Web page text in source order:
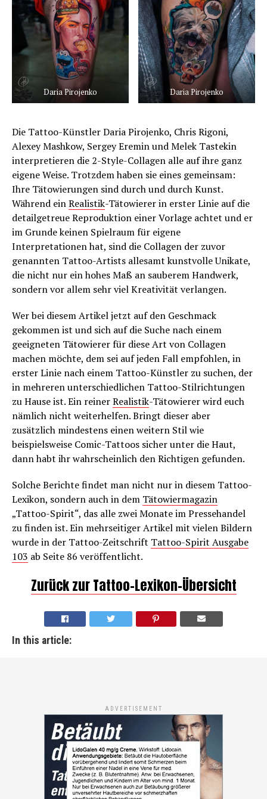
Daria Pirojenko Daria Pirojenko
Die Tattoo-Künstler Daria Pirojenko, Chris Rigoni,
Alexey Mashkow, Sergey Eremin und Melek Tastekin
interpretieren die 2-Style-Collagen alle auf ihre ganz
eigene Weise. Trotzdem haben sie eines gemeinsam:
Ihre Tätowierungen sind durch und durch Kunst.
Während einRealistik-Tätowierer in erster Linie auf die
detailgetreue Reproduktion einer Vorlage achtet und er
im Grunde keinen Spielraum für eigene
Interpretationen hat, sind die Collagen der zuvor
genannten Tattoo-Artists allesamt kunstvolle Unikate,
die nicht nur ein hohes Maß an sauberem Handwerk,
sondern vor allem sehr viel Kreativität verlangen.
Wer bei diesem Artikel jetzt auf den Geschmack
gekommen ist und sich auf die Suche nach einem
geeigneten Tätowierer für diese Art von Collagen
machen möchte, dem sei auf jeden Fall empfohlen, in
erster Linie nach einem Tattoo-Künstler zu suchen, der
in mehreren unterschiedlichen Tattoo-Stilrichtungen
zu Hause ist. Ein reinerRealistik-Tätowierer wird euch
nämlich nicht weiterhelfen. Bringt dieser aber
zusätzlich mindestens einen weitern Stil wie
beispielsweise Comic-Tattoos sicher unter die Haut,
dann habt ihr wahrscheinlich den Richtigen gefunden.
Solche Berichte findet man nicht nur in diesem Tattoo-
Lexikon, sondern auch in dem Tätowiermagazin
„Tattoo-Spirit“, das alle zwei Monate im Pressehandel
zu finden ist. Ein mehrseitiger Artikel mit vielen Bildern
wurde in der Tattoo-Zeitschrift Tattoo-Spirit Ausgabe
103 ab Seite 86 veröffentlicht.
Zurück zur Tattoo-Lexikon-Übersicht
In this article:
ADVERTISEMENT